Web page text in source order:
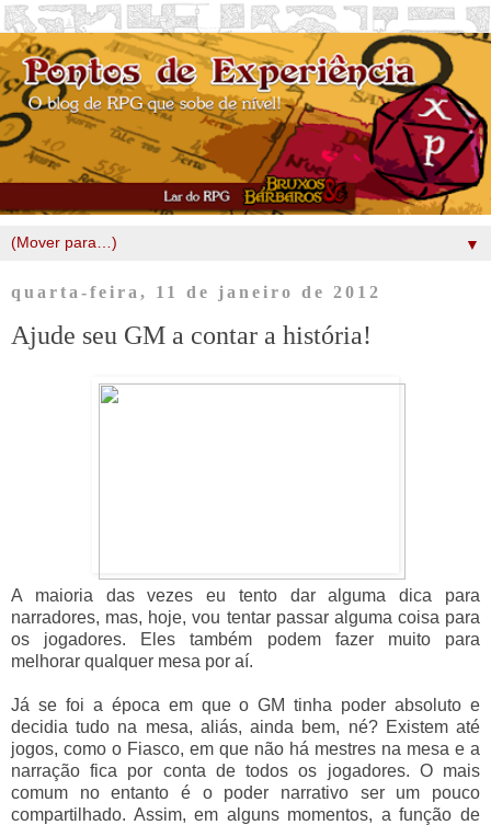
▼
quarta-feira, 11 de janeiro de 2012
Ajude seu GM a contar a história!
A maioria das vezes eu tento dar alguma dica para
narradores, mas, hoje, vou tentar passar alguma coisa para
os jogadores. Eles também podem fazer muito para
melhorar qualquer mesa por aí.
Já se foi a época em que o GM tinha poder absoluto e
decidia tudo na mesa, aliás, ainda bem, né? Existem até
jogos, como o Fiasco, em que não há mestres na mesa e a
narração fica por conta de todos os jogadores. O mais
comum no entanto é o poder narrativo ser um pouco
compartilhado. Assim, em alguns momentos, a função de